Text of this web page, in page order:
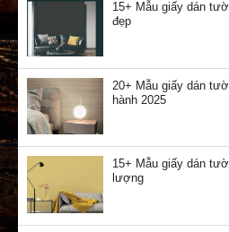
15+ Mẫu giấy dán
đẹp
20+ Mẫu giấy dán
hành 2025
15+ Mẫu giấy dán
lượng